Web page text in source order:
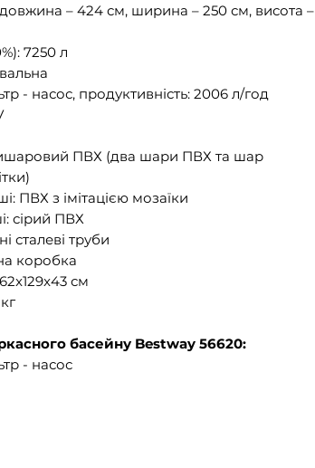
– 424 см, ширина – 250 см, висота –
7250 л
- насос, продуктивність: 2006 л/год
ПВХ (два шари ПВХ та шар
ПВХ з імітацією мозаїки
сірий ПВХ
сталеві труби
коробка
см
басейну Bestway 56620:
- насос